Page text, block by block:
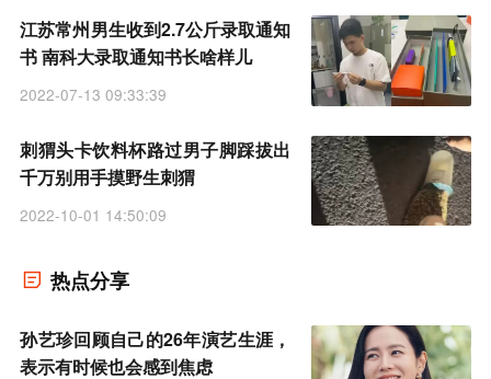
江苏常州男生收到2.7公斤录取通知
书 南科大录取通知书长啥样儿
2022-07-13 09:33:39
刺猬头卡饮料杯路过男子脚踩拔出
千万别用手摸野生刺猬
2022-10-01 14:50:09
热点分享
孙艺珍回顾自己的26年演艺生涯，
表示有时候也会感到焦虑